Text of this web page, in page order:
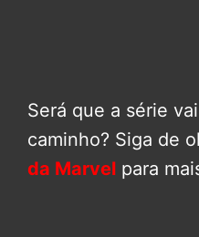
Será que a série
caminho? Siga de
da Marvel para